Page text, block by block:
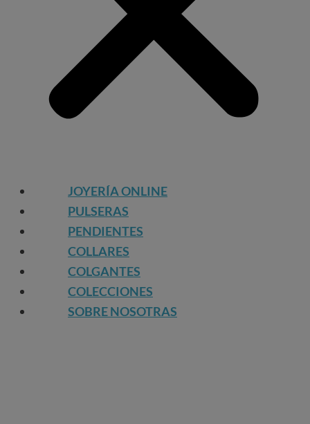
JOYERÍA ONLINE
PULSERAS
PENDIENTES
COLLARES
COLGANTES
COLECCIONES
SOBRE NOSOTRAS